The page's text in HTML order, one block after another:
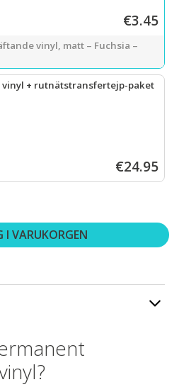
€3.45
vinyl, matt – Fuchsia –
+ rutnätstransfertejp-paket
€24.95
vinyl, matt – Fuchsia – 30,5 x
I VARUKORGEN